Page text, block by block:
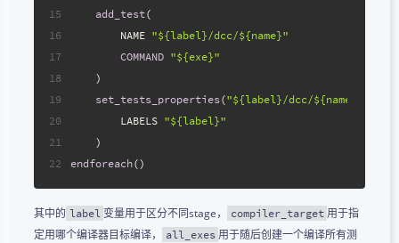
15
16
17
18
19
20
21
22
add_test(
        NAME
"${label}/dcc/${name}"
COMMAND "${exe}"
    )
set_tests_properties("${label}/dcc/${name}"
        LABELS
"${label}"
    )
endforeach()
其中的 label 变量用于区分不同stage， compiler_target 用于指
定用哪个编译器目标编译，
all_exes 用于随后创建一个编译所有测